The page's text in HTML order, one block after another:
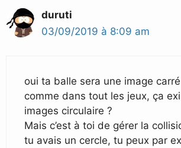
duruti
03/09/2019 à 8:09 am
oui ta balle sera une image
comme dans tout les jeux, ça
images circulaire ?
Mais c’est à toi de gérer la
tu avais un cercle, tu peux par